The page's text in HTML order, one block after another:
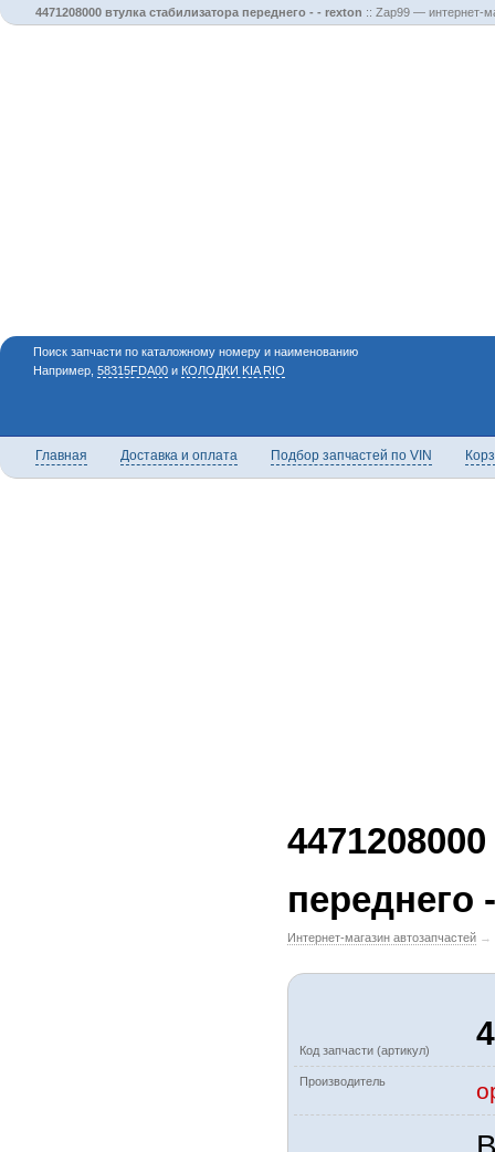
4471208000 втулка стабилизатора переднего - - rexton :: Zap99 — интернет-
Поиск запчасти по каталожному номеру и наименованию
Например, 58315FDA00 и КОЛОДКИ KIA RIO
Главная Доставка и оплата Подбор запчастей по VIN
переднего
Интернет-магазин автозапчастей →
Код запчасти (артикул)
Производитель